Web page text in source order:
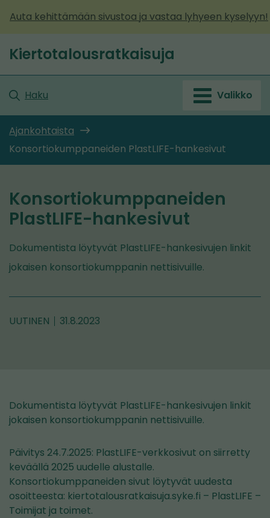
sisältöön
Auta kehittämään sivustoa ja vastaa lyhyeen kyselyyn!
Etusivu
Kiertotalousratkaisuja
Haku Valikko
Ajankohtaista
Konsortiokumppaneiden PlastLIFE-hankesivut
Konsortiokumppaneiden
PlastLIFE-hankesivut
Dokumentista löytyvät PlastLIFE-hankesivujen linkit
jokaisen konsortiokumppanin nettisivuille.
UUTINEN 31.8.2023
Dokumentista löytyvät PlastLIFE-hankesivujen linkit
jokaisen konsortiokumppanin nettisivuille.
Päivitys 24.7.2025: PlastLIFE-verkkosivut on siirretty
keväällä 2025 uudelle alustalle.
Konsortiokumppaneiden sivut löytyvät uudesta
osoitteesta: kiertotalousratkaisuja.syke.fi – PlastLIFE –
Toimijat ja toimet.